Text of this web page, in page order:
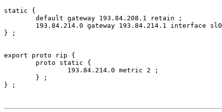
static {
        default gateway 193.84.208.1 retain ;
193.84.214.0 gateway 193.84.214.1 interface
} ;
export proto rip {
        proto static {
                193.84.214.0 metric 2 ;
        } ;